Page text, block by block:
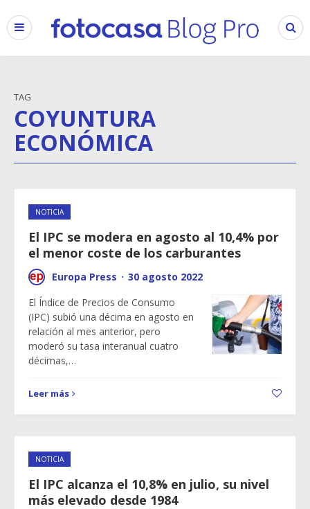
TAG
COYUNTURA
ECONÓMICA
NOTICIA
El IPC se modera en agosto al 10,4% por
el menor coste de los carburantes
Europa Press · 30 agosto 2022
El Índice de Precios de Consumo
(IPC) subió una décima en agosto en
relación al mes anterior, pero
moderó su tasa interanual cuatro
décimas,…
Leer más
NOTICIA
El IPC alcanza el 10,8% en julio, su nivel
más elevado desde 1984